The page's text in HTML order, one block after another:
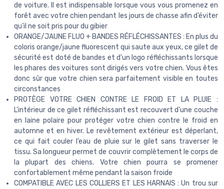
de voiture. Il est indispensable lorsque vous vous promenez en
forêt avec votre chien pendant les jours de chasse afin d’éviter
qu’il ne soit pris pour du gibier
ORANGE/JAUNE FLUO + BANDES RÉFLÉCHISSANTES : En plus du
coloris orange/jaune fluorescent qui saute aux yeux, ce gilet de
sécurité est doté de bandes et d’un logo réfléchissants lorsque
les phares des voitures sont dirigés vers votre chien. Vous êtes
donc sûr que votre chien sera parfaitement visible en toutes
circonstances
PROTÈGE VOTRE CHIEN CONTRE LE FROID ET LA PLUIE :
L’intérieur de ce gilet réfléchissant est recouvert d’une couche
en laine polaire pour protéger votre chien contre le froid en
automne et en hiver. Le revêtement extérieur est déperlant,
ce qui fait couler l’eau de pluie sur le gilet sans traverser le
tissu. Sa longueur permet de couvrir complètement le corps de
la plupart des chiens. Votre chien pourra se promener
confortablement même pendant la saison froide
COMPATIBLE AVEC LES COLLIERS ET LES HARNAIS : Un trou sur